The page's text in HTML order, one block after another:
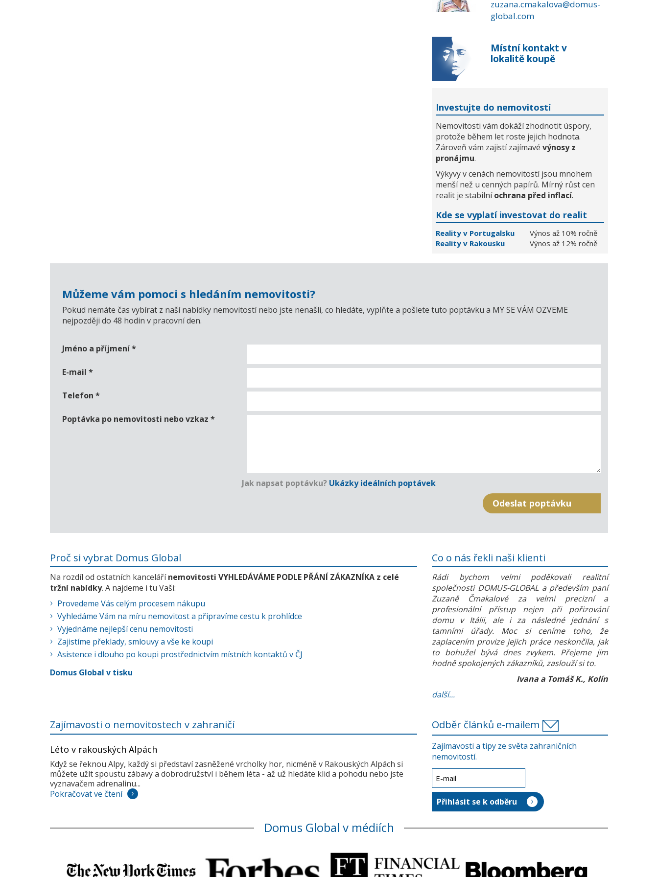
zuzana.cmakalova@domus-
global.com
Místní kontakt v
lokalitě koupě
Investujte do nemovitostí
Nemovitosti vám dokáží zhodnotit úspory,
protože během let roste jejich hodnota.
Zároveň vám zajistí zajímavé výnosy z
pronájmu.
Výkyvy v cenách nemovitostí jsou mnohem
menší než u cenných papírů. Mírný růst cen
realit je stabilníochrana před inflací.
Kde se vyplatí investovat do realit
Reality v Portugalsku
Výnos až 10% ročně
Reality v Rakousku
Výnos až 12% ročně
Můžeme vám pomoci s hledáním nemovitosti?
Pokud nemáte čas vybírat z naší nabídky nemovitostí nebo jste nenašli, co hledáte, vyplňte a pošlete tuto poptávku a MY SE VÁM OZVEME
nejpozději do 48 hodin v pracovní den.
Jméno a příjmení*
E-mail *
Telefon *
Poptávka po nemovitosti nebo vzkaz *
Jak napsat poptávku? Ukázky ideálních poptávek
Proč si vybrat Domus Global
Na rozdíl od ostatních kancelářínemovitosti VYHLEDÁVÁME PODLE PŘÁNÍ ZÁKAZNÍKA z celé
tržní nabídky. A najdeme i tu Vaši:
Provedeme Vás celým procesem nákupu
Vyhledáme Vám na míru nemovitost a připravíme cestu k prohlídce
Vyjednáme nejlepší cenu nemovitosti
Zajistíme překlady, smlouvy a vše ke koupi
Asistence i dlouho po koupi prostřednictvím místních kontaktů v ČJ
Domus Global v tisku
Co o nás řekli naši klienti
Rádi bychom velmi poděkovali realitní
společnosti DOMUS-GLOBAL a především paní
Zuzaně Čmakalové za velmi precizní a
profesionální přístup nejen při pořizování
domu v Itálii, ale i za následné jednání s
tamními úřady. Moc si ceníme toho, že
zaplacením provize jejich práce neskončila, jak
to bohužel bývá dnes zvykem. Přejeme jim
hodně spokojených zákazníků, zaslouží si to.
Ivana a Tomáš K., Kolín
další...
Zajímavosti o nemovitostech v zahraničí
Léto v rakouských Alpách
Když se řeknou Alpy, každý si představí zasněžené vrcholky hor, nicméně v Rakouských Alpách si
můžete užít spoustu zábavy a dobrodružství i během léta - až už hledáte klid a pohodu nebo jste
vyznavačem adrenalinu...
Pokračovat ve čtení
Odběr článků e-mailem
Zajímavosti a tipy ze světa zahraničních
nemovitostí.
Domus Global v médiích